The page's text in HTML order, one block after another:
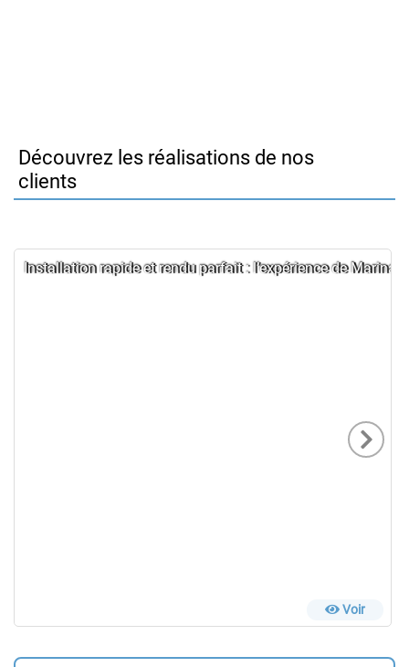
Découvrez les réalisations de nos
clients
Installation rapide et rendu parfait : l’expérience de Marina
Voir